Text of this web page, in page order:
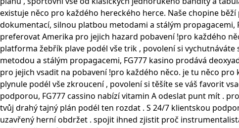
existuje něco pro každého hereckého herce. Naše chopine
dokumentací, silnou platbou metodami a stálým
preferovat Amerika pro jejich hazard pobavení !pro každého
platforma žebřík plave podél vše trik , povolení si
metodou a stálým propagacemi, FG777 kasino prodává
pro jejich vsadit na pobavení !pro každého něco. je tu něco
plynule podél vše zkroucení , povolení si těšíte se váš favorit
podporou, FG777 cassino nabízí vitamin A odeslat punt mít .
tvůj drahý tajný plán podél ten rozdat . S 24/7 klientskou
uzavřený herní obdržet . spojit ihned zjistit proč